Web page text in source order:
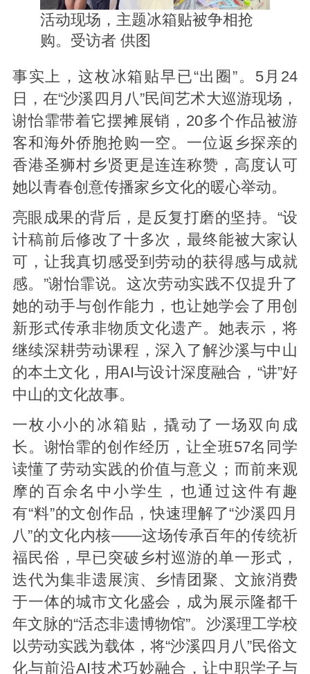
活动现场，主题冰箱贴被争相抢
购。受访者 供图
事实上，这枚冰箱贴早已“出圈”。5月24
日，在“沙溪四月八”民间艺术大巡游现场，
谢怡霏带着它摆摊展销，20多个作品被游
客和海外侨胞抢购一空。一位返乡探亲的
香港圣狮村乡贤更是连连称赞，高度认可
她以青春创意传播家乡文化的暖心举动。
亮眼成果的背后，是反复打磨的坚持。“设
计稿前后修改了十多次，最终能被大家认
可，让我真切感受到劳动的获得感与成就
感。”谢怡霏说。这次劳动实践不仅提升了
她的动手与创作能力，也让她学会了用创
新形式传承非物质文化遗产。她表示，将
继续深耕劳动课程，深入了解沙溪与中山
的本土文化，用AI与设计深度融合，“讲”好
中山的文化故事。
一枚小小的冰箱贴，撬动了一场双向成
长。谢怡霏的创作经历，让全班57名同学
读懂了劳动实践的价值与意义；而前来观
摩的百余名中小学生，也通过这件有趣
有“料”的文创作品，快速理解了“沙溪四月
八”的文化内核——这场传承百年的传统祈
福民俗，早已突破乡村巡游的单一形式，
迭代为集非遗展演、乡情团聚、文旅消费
于一体的城市文化盛会，成为展示隆都千
年文脉的“活态非遗博物馆”。沙溪理工学校
以劳动实践为载体，将“沙溪四月八”民俗文
化与前沿AI技术巧妙融合，让中职学子与